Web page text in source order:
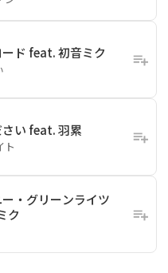
ド feat. 初音ミク
い feat. 羽累
ト
ー・グリーンライツ
ク